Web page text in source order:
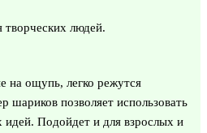
творческих людей.
на ощупь, легко режутся
шариков позволяет использовать
идей. Подойдет и для взрослых и